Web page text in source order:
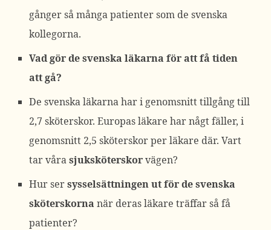
gånger så många patienter som de svenska
kollegorna.
Vad gör de svenska läkarna för att få tiden
att gå?
De svenska läkarna har i genomsnitt tillgång till
2,7 sköterskor. Europas läkare har någt fäller, i
genomsnitt 2,5 sköterskor per läkare där. Vart
tar vårasjuksköterskorvägen?
Hur sersysselsättningen ut för de svenska
sköterskorna när deras läkare träffar så få
patienter?